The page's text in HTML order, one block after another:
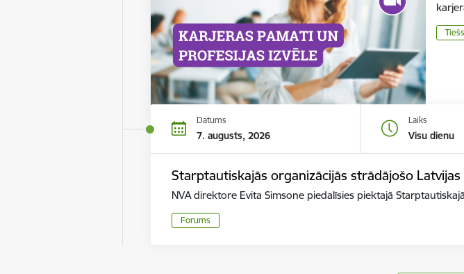
Datums
7. augusts, 2026
Laiks
Visu dienu
Starptautiskajās organizācijās strādājošo
NVA direktore Evita Simsone piedalīsies piektajā
Forums